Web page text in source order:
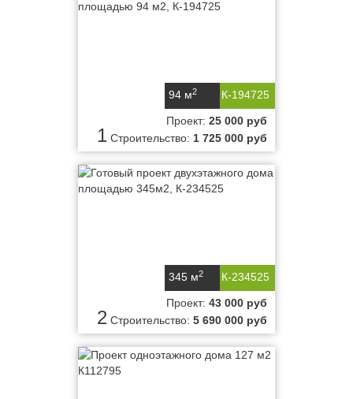
К-194725
94 м2
1
Проект: 25 000 руб
Строительство: 1 725 000 руб
К-234525
345 м2
2
Проект: 43 000 руб
Строительство: 5 690 000 руб